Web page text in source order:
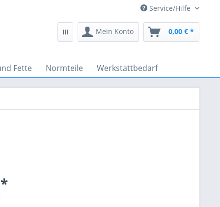
Service/Hilfe
Mein Konto 0,00 € *
Fette Normteile Werkstattbedarf